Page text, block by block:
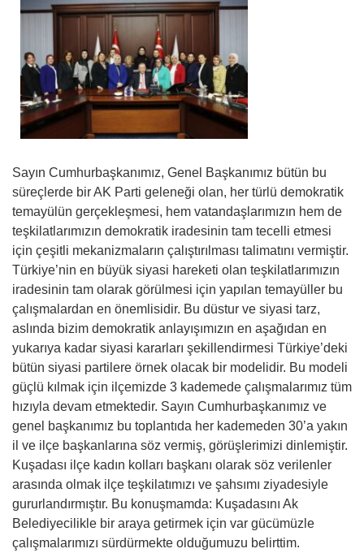
Sayın Cumhurbaşkanımız, Genel Başkanımız bütün bu
süreçlerde bir AK Parti geleneği olan, her türlü demokratik
temayülün gerçekleşmesi, hem vatandaşlarımızın hem de
teşkilatlarımızın demokratik iradesinin tam tecelli etmesi
için çeşitli mekanizmaların çalıştırılması talimatını vermiştir.
Türkiye’nin en büyük siyasi hareketi olan teşkilatlarımızın
iradesinin tam olarak görülmesi için yapılan temayüller bu
çalışmalardan en önemlisidir. Bu düstur ve siyasi tarz,
aslında bizim demokratik anlayışımızın en aşağıdan en
yukarıya kadar siyasi kararları şekillendirmesi Türkiye’deki
bütün siyasi partilere örnek olacak bir modelidir. Bu modeli
güçlü kılmak için ilçemizde 3 kademede çalışmalarımız tüm
hızıyla devam etmektedir. Sayın Cumhurbaşkanımız ve
genel başkanımız bu toplantıda her kademeden 30’a yakın
il ve ilçe başkanlarına söz vermiş, görüşlerimizi dinlemiştir.
Kuşadası ilçe kadın kolları başkanı olarak söz verilenler
arasında olmak ilçe teşkilatımızı ve şahsımı ziyadesiyle
gururlandırmıştır. Bu konuşmamda: Kuşadasını Ak
Belediyecilikle bir araya getirmek için var gücümüzle
çalışmalarımızı sürdürmekte olduğumuzu belirttim.